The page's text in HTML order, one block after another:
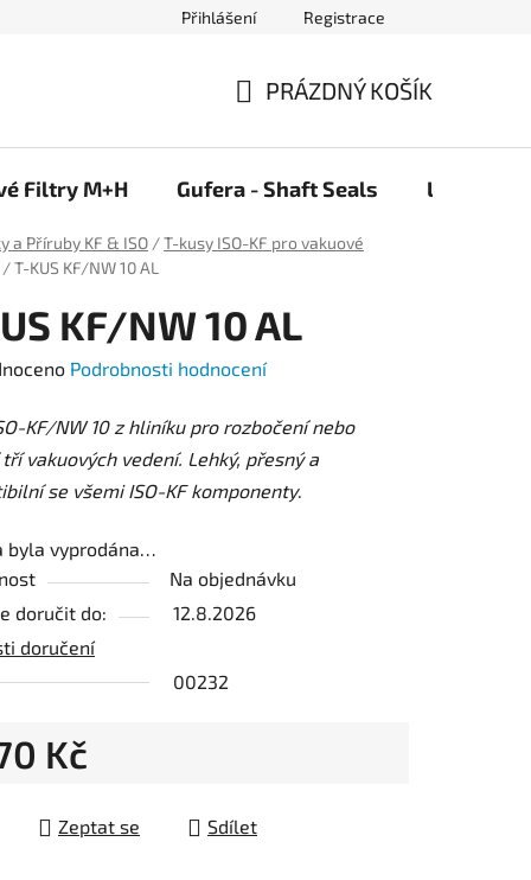
Přihlášení Registrace
KOŠÍK
PRÁZDNÝ KOŠÍK
Filtry M+H Gufera - Shaft Seals Ložiska
a Příruby KF & ISO /T-kusy ISO-KF pro vakuové
/T-KUS KF/NW 10 AL
KF/NW 10 AL
Podrobnosti hodnocení
KF/NW 10 z hliníku pro rozbočení nebo
vakuových vedení. Lehký, přesný a
se všemi ISO-KF komponenty.
byla vyprodána…
Na objednávku
doručit do:
12.8.2026
doručení
00232
Kč
Zeptat se Sdílet